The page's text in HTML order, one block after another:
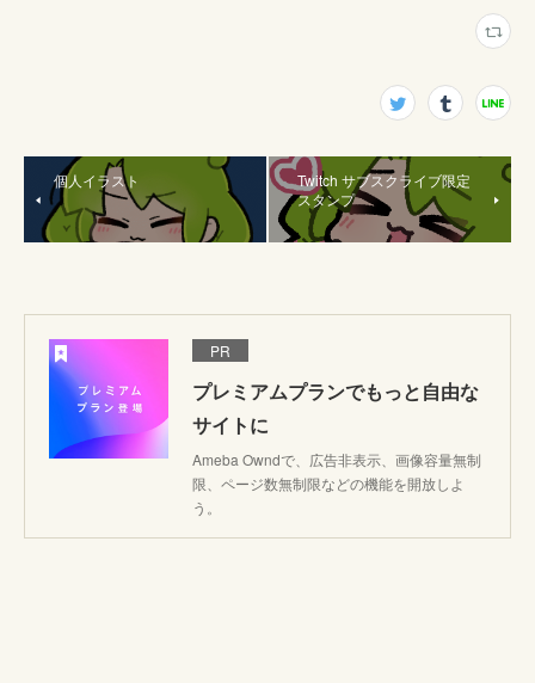
個人イラスト
Twitch サブスクライブ限定
スタンプ
PR
プレミアムプランでもっと自由な
サイトに
Ameba Owndで、広告非表示、画像容量無制
限、ページ数無制限などの機能を開放しよ
う。